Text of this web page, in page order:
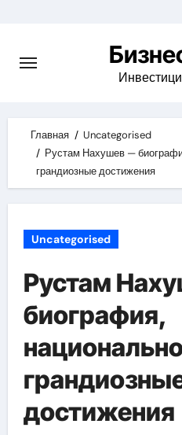
content
Главная
Uncategorised
Рустам Нахушев —
грандиозные достижения
Uncategorised
Рустам
биография,
достижения